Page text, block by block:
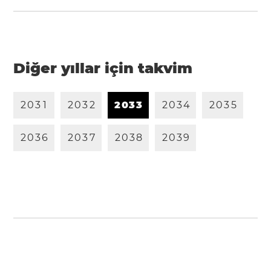
Diğer yıllar için takvim
203 1 2032 2033 2034 2035
2036 2037 2038 2039